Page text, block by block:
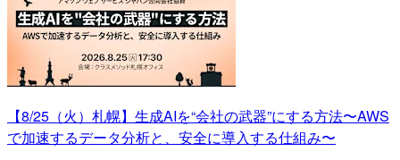
【8/25（火）札幌】生成AIを“会社の武器”にする方法〜AWS
で加速するデータ分析と、安全に導入する仕組み〜